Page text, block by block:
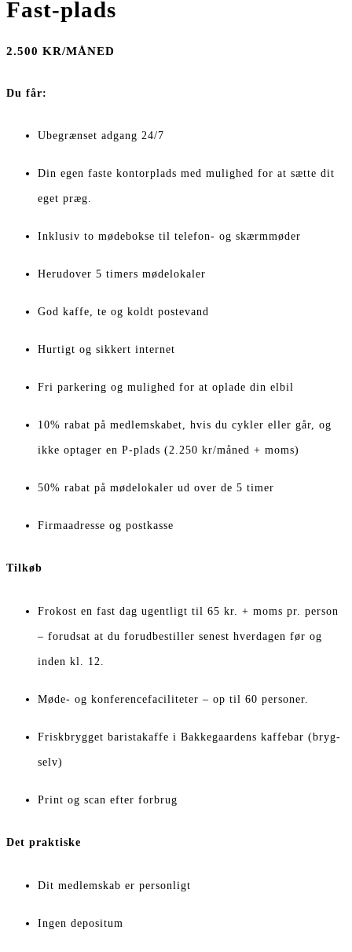
Fast-plads
2.500 KR/MÅNED
Du får:
Ubegrænset adgang 24/7
Din egen faste kontorplads med mulighed for at sætte dit
eget præg.
Inklusiv to mødebokse til telefon- og skærmmøder
Herudover 5 timers mødelokaler
God kaffe, te og koldt postevand
Hurtigt og sikkert internet
Fri parkering og mulighed for at oplade din elbil
10% rabat på medlemskabet, hvis du cykler eller går, og
ikke optager en P-plads (2.250 kr/måned + moms)
50% rabat på mødelokaler ud over de 5 timer
Firmaadresse og postkasse
Tilkøb
Frokost en fast dag ugentligt til 65 kr. + moms pr. person
– forudsat at du forudbestiller senest hverdagen før og
inden kl. 12.
Møde- og konferencefaciliteter – op til 60 personer.
Friskbrygget baristakaffe i Bakkegaardens kaffebar (bryg-
selv)
Print og scan efter forbrug
Det praktiske
Dit medlemskab er personligt
Ingen depositum